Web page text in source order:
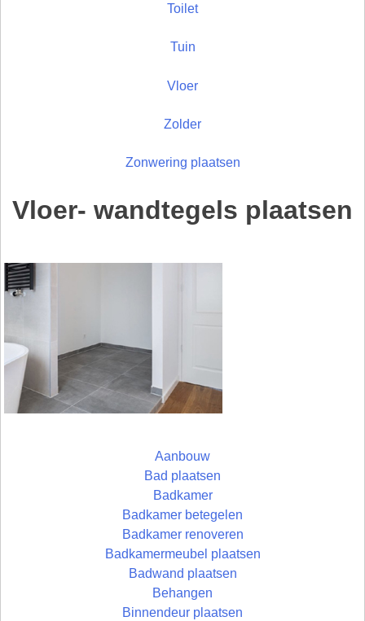
Toilet
Tuin
Vloer
Zolder
Zonwering plaatsen
Vloer- wandtegels plaatsen
Aanbouw
Bad plaatsen
Badkamer
Badkamer betegelen
Badkamer renoveren
Badkamermeubel plaatsen
Badwand plaatsen
Behangen
Binnendeur plaatsen